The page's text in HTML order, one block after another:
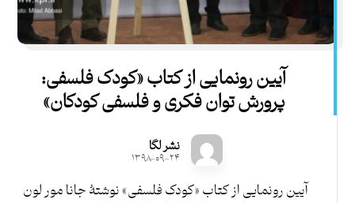
آیین رونمایی از کتاب «کودک فلسفی:
پرورش توان فکری و فلسفی کودکان»
نشر لگا
۱۳۹۸-۰۹-۲۴
آیین رونمایی از کتاب «کودک فلسفی» نوشتۀ جانا مور لون